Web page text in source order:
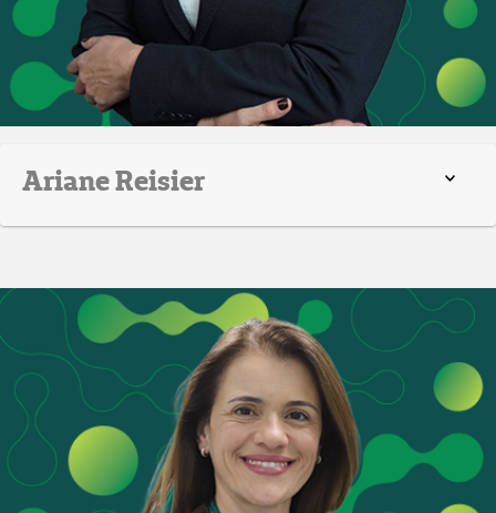
Ariane Reisier